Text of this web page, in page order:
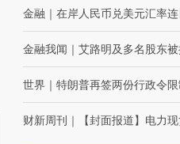
金融 ｜ 在岸人民币兑美元汇率
金融我闻 ｜ 艾路明及多名股东被
世界 ｜ 特朗普再签两份行政令
财新周刊 ｜ 【封面报道】电力